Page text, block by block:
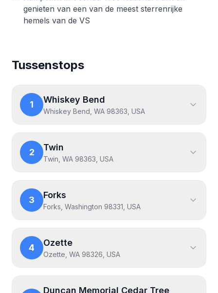
genieten van een van de meest sterrenrijke
hemels van de VS
Tussenstops
1 Whiskey Bend
Whiskey Bend, WA 98363, USA
2 Twin
Twin, WA 98363, USA
3 Forks
Forks, Washington 98331, USA
4 Ozette
Ozette, WA 98326, USA
Duncan Memorial Cedar Tree